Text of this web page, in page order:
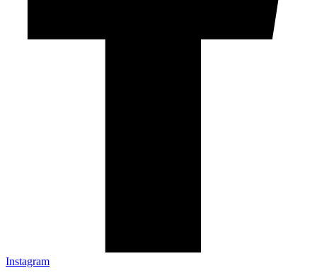
Instagram